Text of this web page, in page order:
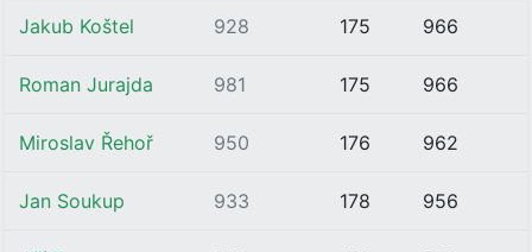
Jakub Koštel 928 175 966
Roman Jurajda 981 175 966
Miroslav Řehoř 950 176 962
Jan Soukup 933 178 956